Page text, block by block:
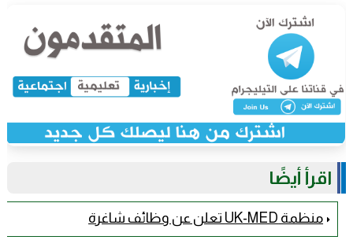
اقرأ أيضًا
منظمة UK-MED تعلن عن وظائف شاغرة